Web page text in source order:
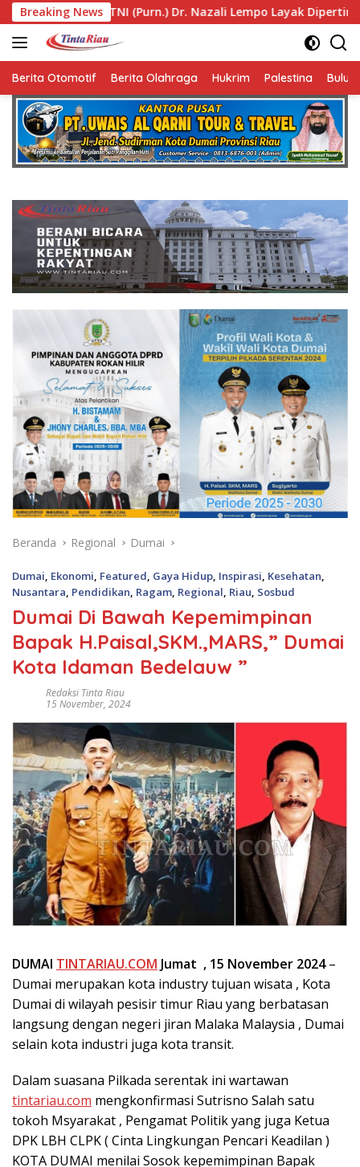
Langsung
ke
konten
Breaking News
Lempo Layak Dipertimbangkan sebagai Jaksa Agung:
Berita Otomotif Berita Olahraga Hukrim Palestina
Beranda Regional Dumai
Dumai Ekonomi Featured Gaya Hidup Inspirasi Kesehatan
Nusantara Pendidikan Ragam Regional Riau Sosbud
Dumai Di Bawah Kepemimpinan
Bapak H.Paisal,SKM.,MARS,” Dumai
Kota Idaman Bedelauw ”
Redaksi Tinta Riau
15 November, 2024
DUMAI TINTARIAU.COM Jumat , 15 November 2024–
Dumai merupakan kota industry tujuan wisata , Kota
Dumai di wilayah pesisir timur Riau yang berbatasan
langsung dengan negeri jiran Malaka Malaysia , Dumai
selain kota industri juga kota transit.
Dalam suasana Pilkada serentak ini wartawan
tintariau.com mengkonfirmasi Sutrisno Salah satu
tokoh Msyarakat , Pengamat Politik yang juga Ketua
DPK LBH CLPK ( Cinta Lingkungan Pencari Keadilan )
KOTA DUMAI menilai Sosok kepemimpinan Bapak